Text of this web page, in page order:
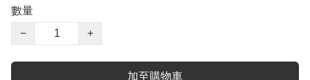
數量
−
+
加至購物車